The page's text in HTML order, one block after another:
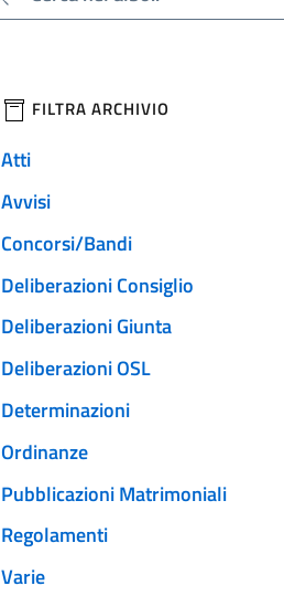
filtri da applicare
FILTRA ARCHIVIO
Atti
Avvisi
Concorsi/Bandi
Deliberazioni Consiglio
Deliberazioni Giunta
Deliberazioni OSL
Determinazioni
Ordinanze
Pubblicazioni Matrimoniali
Regolamenti
Varie